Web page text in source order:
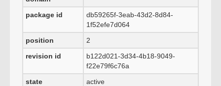
package id
db59265f-3eab-43d2-8d84-
1f52efe7d064
position
2
revision id
b122d021-3d34-4b18-9049-
f22e79f6c76a
state
active